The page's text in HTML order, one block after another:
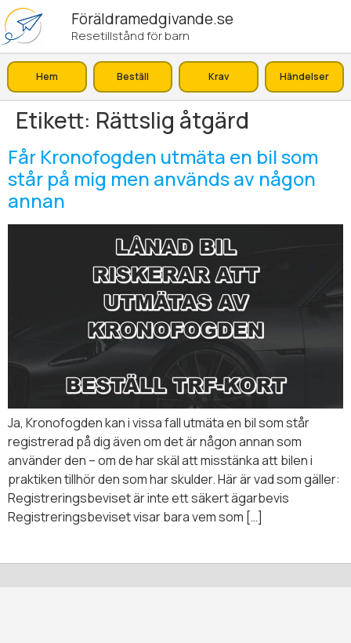
Föräldramedgivande.se
Resetillstånd för barn
Hem Beställ Krav Händelser
Etikett: Rättslig åtgärd
Får Kronofogden utmäta en bil som
står på mig men används av någon
annan
Ja, Kronofogden kan i vissa fall utmäta en bil som står
registrerad på dig även om det är någon annan som
använder den – om de har skäl att misstänka att bilen i
praktiken tillhör den som har skulder. Här är vad som gäller:
Registreringsbeviset är inte ett säkert ägarbevis
Registreringsbeviset visar bara vem som […]